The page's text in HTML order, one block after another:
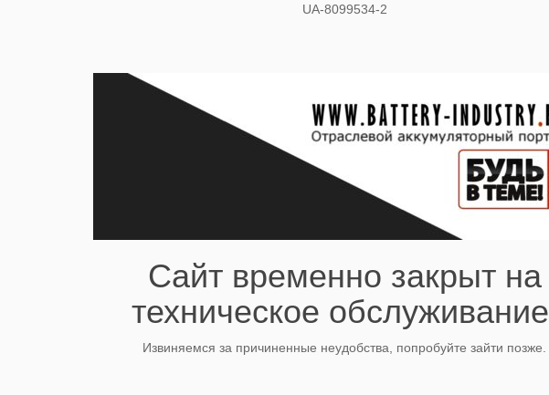
UA-8099534-2
Сайт временно закрыт на
техническое
Извиняемся за причиненные неудобства, попробуйте зайти позже.